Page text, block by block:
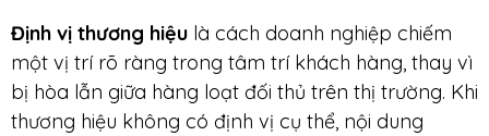
Định vị thương hiệu là cách doanh nghiệp chiếm
một vị trí rõ ràng trong tâm trí khách hàng, thay vì
bị hòa lẫn giữa hàng loạt đối thủ trên thị trường. Khi
thương hiệu không có định vị cụ thể, nội dung